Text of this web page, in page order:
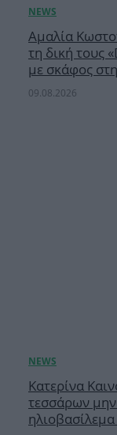
Αμαλία
τη δική τους
με σκάφος
09.08.2026
Κατερίνα
τεσσάρων